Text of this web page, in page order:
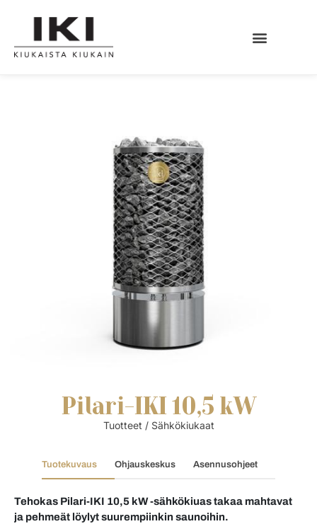
Pilari-IKI 10,5 kW
Tuotteet / Sähkökiukaat
Tuotekuvaus Ohjauskeskus Asennusohjeet
Tehokas Pilari-IKI 10,5 kW -sähkökiuas takaa mahtavat
ja pehmeät löylyt suurempiinkin saunoihin.